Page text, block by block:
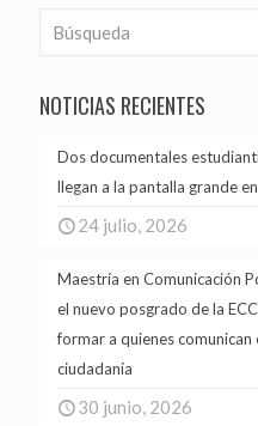
NOTICIAS RECIENTES
Dos documentales
llegan a la pantalla grande
24 julio, 2026
Maestría en Comunicación
el nuevo posgrado de la
formar a quienes
ciudadanía
30 junio, 2026